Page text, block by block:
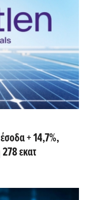
+ 14,7%,
εκατ